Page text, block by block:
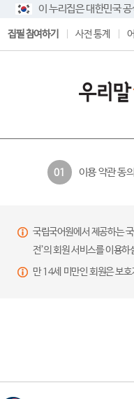
이 누리집은 대한민국
집필 참여하기 사전 통계
01 이용 약관 동의
국립국어원에서 제공하는
전’의 회원 서비스를 이용하
만 14세 미만인 회원은 보